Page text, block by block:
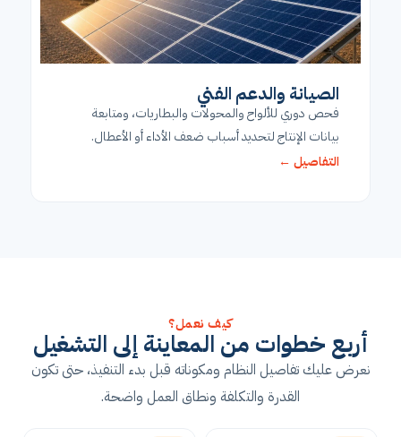
الصيانة والدعم الفني
فحص دوري للألواح والمحولات والبطاريات، ومتابعة
بيانات الإنتاج لتحديد أسباب ضعف الأداء أو الأعطال.
التفاصيل ←
كيف نعمل؟
أربع خطوات من المعاينة إلى التشغيل
نعرض عليك تفاصيل النظام ومكوناته قبل بدء التنفيذ، حتى تكون
القدرة والتكلفة ونطاق العمل واضحة.